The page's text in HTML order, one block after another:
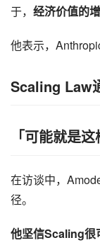
于， 经济价值的
他表示，
Scaling Law
「可能就是这
在访谈中，
径。
他坚信Scaling很